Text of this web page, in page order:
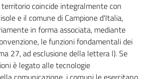
coincide integralmente con
e il comune di Campione d'Italia,
in forma associata, mediante
le funzioni fondamentali dei
27, ad esclusione della lettera l). Se
è legato alle tecnologie